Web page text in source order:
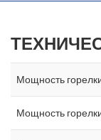
Мощность
Мощность